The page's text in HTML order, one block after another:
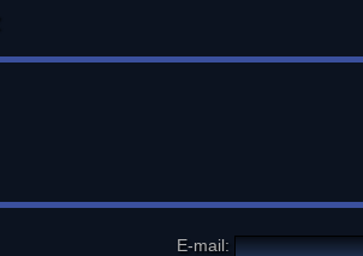
E-mail: